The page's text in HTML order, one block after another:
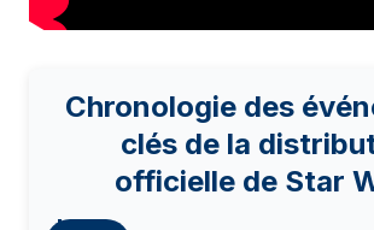
Chronologie des
clés de la
officielle de Star